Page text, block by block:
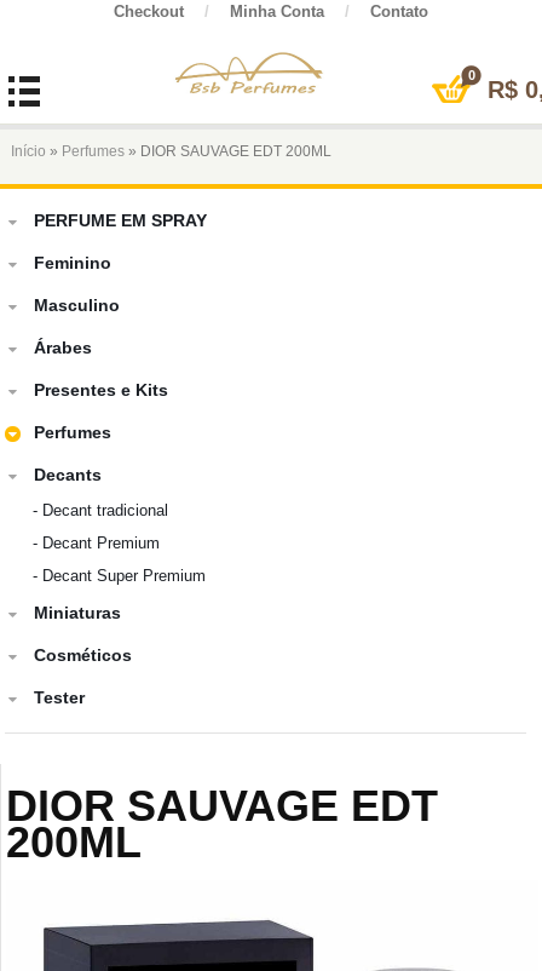
Checkout / Minha Conta / Contato
0
R$
Início » Perfumes» DIOR SAUVAGE EDT 200ML
PERFUME EM SPRAY
Feminino
Masculino
Árabes
Presentes e Kits
Perfumes
Decants
- Decant tradicional
- Decant Premium
- Decant Super Premium
Miniaturas
Cosméticos
Tester
DIOR SAUVAGE EDT
200ML